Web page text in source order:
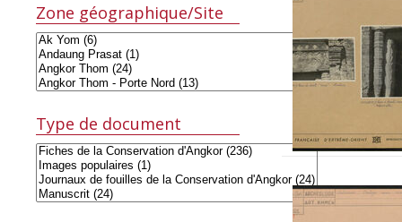
Zone géographique/Site
Type de document